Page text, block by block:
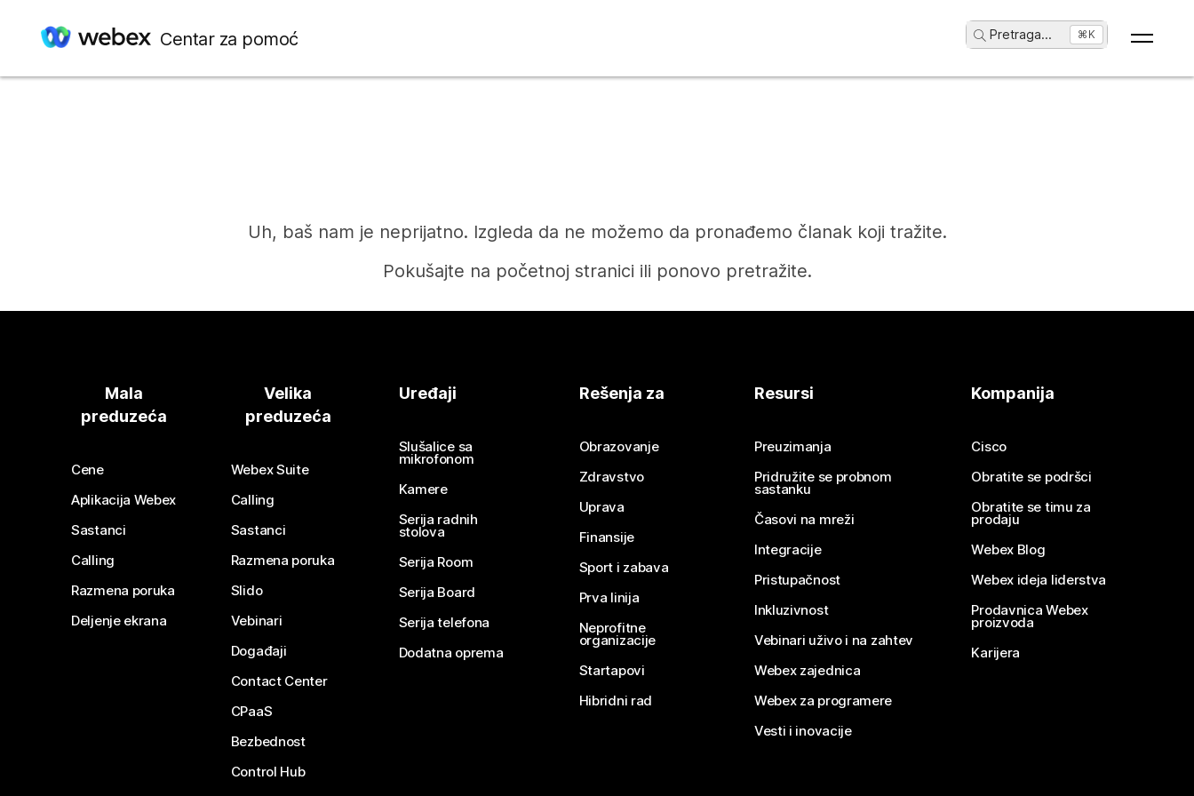
Centar za pomoć Pretraga... ⌘K
Uh, baš nam je neprijatno. Izgleda da ne možemo da pronađemo članak koji tražite.
Pokušajte na početnoj stranici ili ponovo pretražite.
Treba vam odgovor?
Pošaljite pitanje
Mala
preduzeća
Cene
Aplikacija Webex
Sastanci
Calling
Razmena poruka
Deljenje ekrana
Velika
preduzeća
Webex Suite
Calling
Sastanci
Razmena poruka
Slido
Vebinari
Događaji
Contact Center
CPaaS
Bezbednost
Control Hub
Uređaji
Slušalice sa
mikrofonom
Kamere
Serija radnih
stolova
Serija Room
Serija Board
Serija telefona
Dodatna oprema
Rešenja za
Obrazovanje
Zdravstvo
Uprava
Finansije
Sport i zabava
Prva linija
Neprofitne
organizacije
Startapovi
Hibridni rad
Resursi
Preuzimanja
Pridružite se probnom
sastanku
Časovi na mreži
Integracije
Pristupačnost
Inkluzivnost
Vebinari uživo i na zahtev
Webex zajednica
Webex za programere
Vesti i inovacije
Kompanija
Cisco
Obratite se podršci
Obratite se timu za
prodaju
Webex Blog
Webex ideja liderstva
Prodavnica Webex
proizvoda
Karijera